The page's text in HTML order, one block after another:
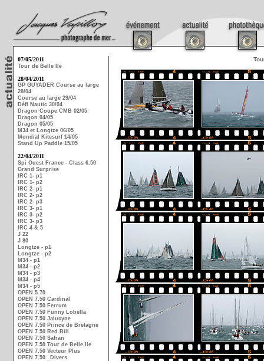
07/05/2011
Tour de Belle Ile
28/04/2011
GP GUYADER Course au large
28/04
Course au large 29/04
Défi Nautic 30/04
Dragon Coupe CMB 02/05
Dragon 04/05
Dragon 05/05
M34 et Longtze 06/05
Mondial Kitesurf 14/05
Stand Up Paddle 15/05
22/04/2011
Spi Ouest France - Class 6.50
Grand Surprise
IRC 1- p1
IRC 1- p2
IRC 2- p1
IRC 2- p2
IRC 2- p3
IRC 3- p1
IRC 3- p2
IRC 3- p3
IRC 4 & 5
J 22
J 80
Longtze - p1
Longtze - p2
M34 - p1
M34 - p2
M34 - p3
M34 - p4
M34 - p5
OPEN 5.70
OPEN 7.50 Cardinal
OPEN 7.50 Ferrum
OPEN 7.50 Funny Lobella
OPEN 7.50 Jalucyne
OPEN 7.50 Prince de Bretagne
OPEN 7.50 Red Bill
OPEN 7.50 Safran
OPEN 7.50 Tour de Belle Ile
OPEN 7.50 Vecteur Plus
OPEN 7.50 _Divers